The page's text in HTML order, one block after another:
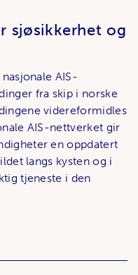
sjøsikkerhet og
AIS-
fra skip i norske
videreformidles
AIS-nettverket gir
en oppdatert
langs kysten og i
tjeneste i den